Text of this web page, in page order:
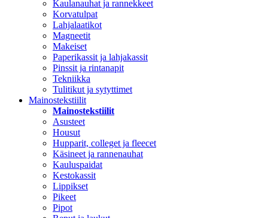
Kaulanauhat ja rannekkeet
Korvatulpat
Lahjalaatikot
Magneetit
Makeiset
Paperikassit ja lahjakassit
Pinssit ja rintanapit
Tekniikka
Tulitikut ja sytyttimet
Mainostekstiilit
Mainostekstiilit
Asusteet
Housut
Hupparit, colleget ja fleecet
Käsineet ja rannenauhat
Kauluspaidat
Kestokassit
Lippikset
Pikeet
Pipot